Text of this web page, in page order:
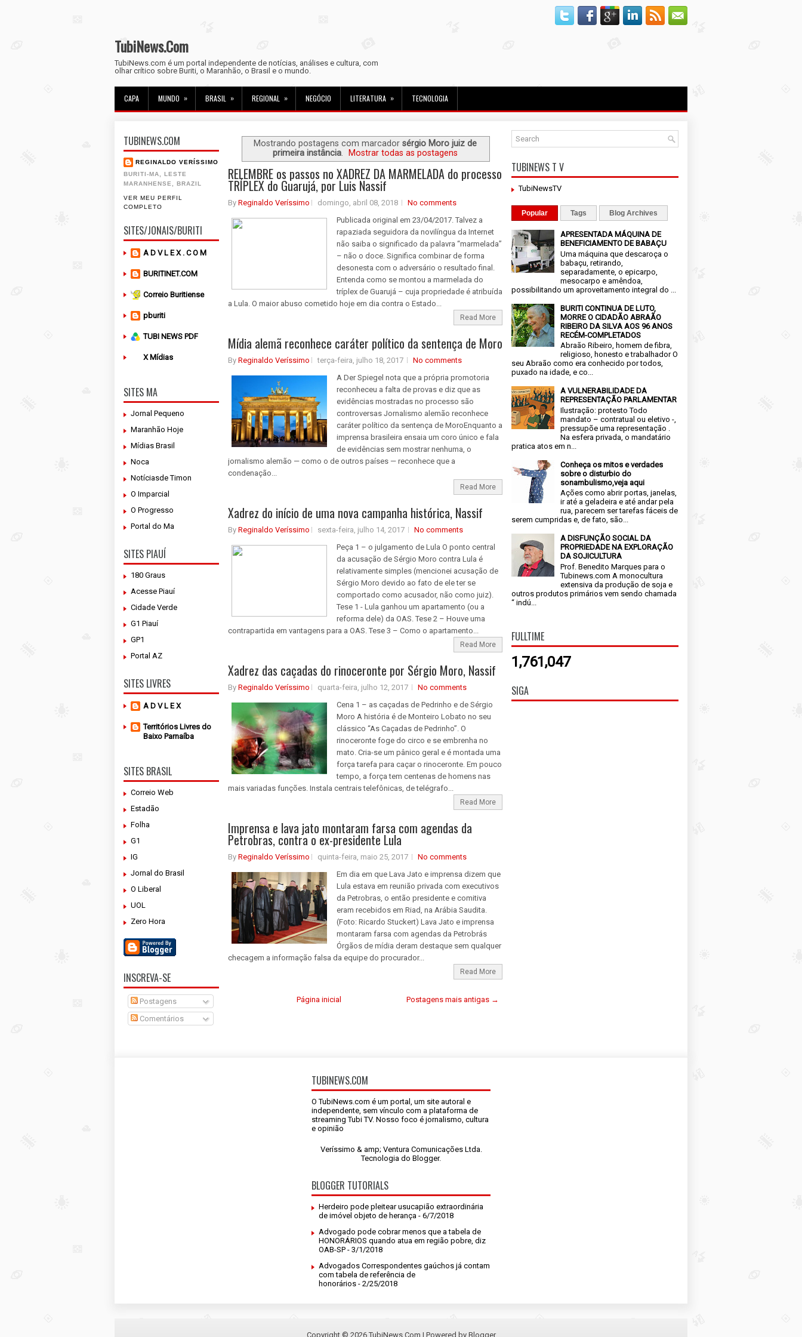
TubiNews.Com
TubiNews.com é um portal independente de notícias, análises e cultura, com
olhar crítico sobre Buriti, o Maranhão, o Brasil e o mundo.
CAPA MUNDO » BRASIL » REGIONAL » NEGÓCIO LITERATURA » TECNOLOGIA
TUBINEWS.COM
REGINALDO VERÍSSIMO
BURITI-MA, LESTE
MARANHENSE, BRAZIL
VER MEU PERFIL
COMPLETO
SITES/JONAIS/BURITI
A D V L E X . C O M
BURITINET.COM
Correio Buritiense
pburiti
TUBI NEWS PDF
X Mídias
SITES MA
Jornal Pequeno
Maranhão Hoje
Mídias Brasil
Noca
Notíciasde Timon
O Imparcial
O Progresso
Portal do Ma
SITES PIAUÍ
180 Graus
Acesse Piauí
Cidade Verde
G1 Piauí
GP1
Portal AZ
SITES LIVRES
A D V L E X
Territórios Livres do
Baixo Parnaíba
SITES BRASIL
Correio Web
Estadão
Folha
G1
IG
Jornal do Brasil
O Liberal
UOL
Zero Hora
INSCREVA-SE
Postagens
Comentários
Mostrando postagens com marcador sérgio Moro juiz de
primeira instância. Mostrar todas as postagens
RELEMBRE os passos no XADREZ DA MARMELADA do processo
TRÍPLEX do Guarujá, por Luis Nassif
By Reginaldo Veríssimo domingo, abril 08, 2018
No comments
Publicada original em 23/04/2017. Talvez a
rapaziada seguidora da novilíngua da Internet
não saiba o significado da palavra “marmelada”
– não o doce. Significa combinar de forma
desonesta com o adversário o resultado final.
Entenda como se montou a marmelada do
tríplex de Guarujá – cuja propriedade é atribuída
a Lula. O maior abuso cometido hoje em dia contra o Estado...
Read More
Mídia alemã reconhece caráter político da sentença de Moro
By Reginaldo Veríssimo terça-feira, julho 18, 2017
No comments
A Der Spiegel nota que a própria promotoria
reconheceu a falta de provas e diz que as
evidências mostradas no processo são
controversas Jornalismo alemão reconhece
caráter político da sentença de Moro ​ Enquanto a
imprensa brasileira ensaia um coro único e fala
de evidências sem mostrar nenhuma, o
jornalismo alemão — como o de outros países — reconhece que a
condenação...
Read More
Xadrez do início de uma nova campanha histórica, Nassif
By Reginaldo Veríssimo sexta-feira, julho 14, 2017
No comments
Peça 1 – o julgamento de Lula O ponto central
da acusação de Sérgio Moro contra Lula é
relativamente simples (mencionei acusação de
Sérgio Moro devido ao fato de ele ter se
comportado como acusador, não como juiz).
Tese 1 - Lula ganhou um apartamento (ou a
reforma dele) da OAS. Tese 2 – Houve uma
contrapartida em vantagens para a OAS. Tese 3 – Como o apartamento...
Read More
Xadrez das caçadas do rinoceronte por Sérgio Moro, Nassif
By Reginaldo Veríssimo quarta-feira, julho 12, 2017
No comments
Cena 1 – as caçadas de Pedrinho e de Sérgio
Moro A história é de Monteiro Lobato no seu
clássico “As Caçadas de Pedrinho”. O
rinoceronte foge do circo e se embrenha no
mato. Cria-se um pânico geral e é montada uma
força tarefa para caçar o rinoceronte. Em pouco
tempo, a força tem centenas de homens nas
mais variadas funções. Instala centrais telefônicas, de telégrafo...
Read More
Imprensa e lava jato montaram farsa com agendas da
Petrobras, contra o ex-presidente Lula
By Reginaldo Veríssimo quinta-feira, maio 25, 2017
No comments
Em dia em que Lava Jato e imprensa dizem que
Lula estava em reunião privada com executivos
da Petrobras, o então presidente e comitiva
eram recebidos em Riad, na Arábia Saudita.
(Foto: Ricardo Stuckert) Lava Jato e imprensa
montaram farsa com agendas da Petrobrás
Órgãos de mídia deram destaque sem qualquer
checagem a informação falsa da equipe do procurador...
Read More
Postagens mais antigas →
Página inicial
TUBINEWS T V
TubiNewsTV
Popular Tags Blog Archives
APRESENTADA MÁQUINA DE
BENEFICIAMENTO DE BABAÇU
Uma máquina que descaroça o
babaçu, retirando,
separadamente, o epicarpo,
mesocarpo e amêndoa,
possibilitando um aproveitamento integral do ...
BURITI CONTINUA DE LUTO,
MORRE O CIDADÃO ABRAÃO
RIBEIRO DA SILVA AOS 96 ANOS
RECÉM-COMPLETADOS
Abraão Ribeiro, homem de fibra,
religioso, honesto e trabalhador O
seu Abraão como era conhecido por todos,
puxado na idade, e co...
A VULNERABILIDADE DA
REPRESENTAÇÃO PARLAMENTAR
Ilustração: protesto Todo
mandato – contratual ou eletivo -,
pressupõe uma representação .
Na esfera privada, o mandatário
pratica atos em n...
Conheça os mitos e verdades
sobre o disturbio do
sonambulismo,veja aqui
Ações como abrir portas, janelas,
ir até a geladeira e até andar pela
rua, parecem ser tarefas fáceis de
serem cumpridas e, de fato, são...
A DISFUNÇÃO SOCIAL DA
PROPRIEDADE NA EXPLORAÇÃO
DA SOJICULTURA
Prof. Benedito Marques para o
Tubinews.com A monocultura
extensiva da produção de soja e
outros produtos primários vem sendo chamada
“ indú...
FULLTIME
1,761,047
SIGA
TUBINEWS.COM
O TubiNews.com é um portal, um site autoral e
independente, sem vínculo com a plataforma de
streaming Tubi TV. Nosso foco é jornalismo, cultura
e opinião
Veríssimo & amp; Ventura Comunicações Ltda.
Tecnologia do Blogger.
BLOGGER TUTORIALS
Herdeiro pode pleitear usucapião extraordinária
de imóvel objeto de herança - 6/7/2018
Advogado pode cobrar menos que a tabela de
HONORÁRIOS quando atua em região pobre, diz
OAB-SP - 3/1/2018
Advogados Correspondentes gaúchos já contam
com tabela de referência de
honorários - 2/25/2018
Copyright © 2026TubiNews.Com | Powered by Blogger